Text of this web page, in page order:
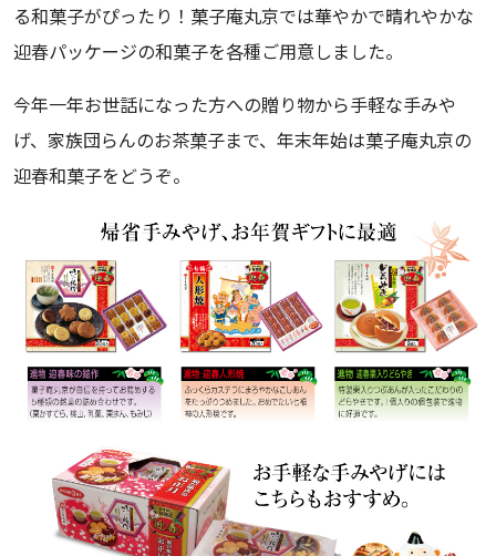
る和菓子がぴったり！菓子庵丸京では華やかで晴れやかな
迎春パッケージの和菓子を各種ご用意しました。
今年一年お世話になった方への贈り物から手軽な手みや
げ、家族団らんのお茶菓子まで、年末年始は菓子庵丸京の
迎春和菓子をどうぞ。